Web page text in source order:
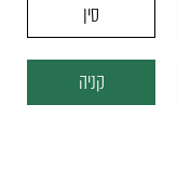
סין
קניה